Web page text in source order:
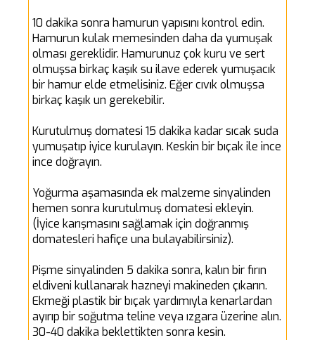
10 dakika sonra hamurun yapısını kontrol edin.
Hamurun kulak memesinden daha da yumuşak
olması gereklidir. Hamurunuz çok kuru ve sert
olmuşsa birkaç kaşık su ilave ederek yumuşacık
bir hamur elde etmelisiniz. Eğer cıvık olmuşsa
birkaç kaşık un gerekebilir.
Kurutulmuş domatesi 15 dakika kadar sıcak suda
yumuşatıp iyice kurulayın. Keskin bir bıçak ile ince
ince doğrayın.
Yoğurma aşamasında ek malzeme sinyalinden
hemen sonra kurutulmuş domatesi ekleyin.
(İyice karışmasını sağlamak için doğranmış
domatesleri hafiçe una bulayabilirsiniz).
Pişme sinyalinden 5 dakika sonra, kalın bir fırın
eldiveni kullanarak hazneyi makineden çıkarın.
Ekmeği plastik bir bıçak yardımıyla kenarlardan
ayırıp bir soğutma teline veya ızgara üzerine alın.
30-40 dakika beklettikten sonra kesin.